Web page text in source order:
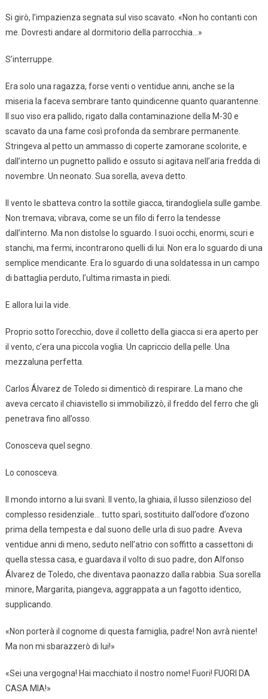
Si girò, l’impazienza segnata sul viso scavato. «Non ho contanti con
me. Dovresti andare al dormitorio della parrocchia…»
S’interruppe.
Era solo una ragazza, forse venti o ventidue anni, anche se la
miseria la faceva sembrare tanto quindicenne quanto quarantenne.
Il suo viso era pallido, rigato dalla contaminazione della M-30 e
scavato da una fame così profonda da sembrare permanente.
Stringeva al petto un ammasso di coperte zamorane scolorite, e
dall’interno un pugnetto pallido e ossuto si agitava nell’aria fredda di
novembre. Un neonato. Sua sorella, aveva detto.
Il vento le sbatteva contro la sottile giacca, tirandogliela sulle gambe.
Non tremava; vibrava, come se un filo di ferro la tendesse
dall’interno. Ma non distolse lo sguardo. I suoi occhi, enormi, scuri e
stanchi, ma fermi, incontrarono quelli di lui. Non era lo sguardo di una
semplice mendicante. Era lo sguardo di una soldatessa in un campo
di battaglia perduto, l’ultima rimasta in piedi.
E allora lui la vide.
Proprio sotto l’orecchio, dove il colletto della giacca si era aperto per
il vento, c’era una piccola voglia. Un capriccio della pelle. Una
mezzaluna perfetta.
Carlos Álvarez de Toledo si dimenticò di respirare. La mano che
aveva cercato il chiavistello si immobilizzò, il freddo del ferro che gli
penetrava fino all’osso.
Conosceva quel segno.
Lo conosceva.
Il mondo intorno a lui svanì. Il vento, la ghiaia, il lusso silenzioso del
complesso residenziale… tutto sparì, sostituito dall’odore d’ozono
prima della tempesta e dal suono delle urla di suo padre. Aveva
ventidue anni di meno, seduto nell’atrio con soffitto a cassettoni di
quella stessa casa, e guardava il volto di suo padre, don Alfonso
Álvarez de Toledo, che diventava paonazzo dalla rabbia. Sua sorella
minore, Margarita, piangeva, aggrappata a un fagotto identico,
supplicando.
«Non porterà il cognome di questa famiglia, padre! Non avrà niente!
Ma non mi sbarazzerò di lui!»
«Sei una vergogna! Hai macchiato il nostro nome! Fuori! FUORI DA
CASA MIA!»